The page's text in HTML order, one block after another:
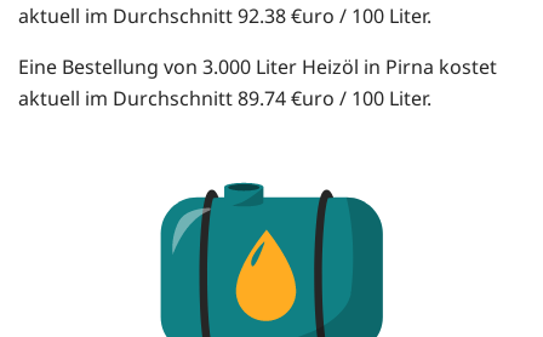
aktuell im Durchschnitt 92.38 €uro / 100 Liter.
Eine Bestellung von 3.000 Liter Heizöl in Pirna kostet
aktuell im Durchschnitt 89.74 €uro / 100 Liter.